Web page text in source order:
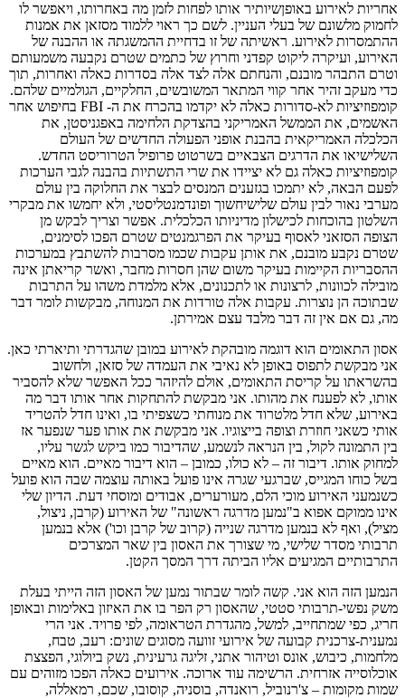
אחריות לאירוע באופןשיותיר אותו לפחות לזמן מה באחרותו, ויאפשר לו
לחמוק מלשונם של בעלי העניין. לשם כך ראוי ללמוד מסזאן את אמנות
ההתמסרות לאירוע. ראשיתה של זו בדחיית ההמשגתה או ההבנה של
האירוע, ועיקרה ליקוט קפדני וחרוץ של כתמים שטרם נקבעה משמעותם
וטרם התבהר מובנם, והנחתם אלה לצד אלה בסדרות כאלה ואחרות, תוך
כדי מעקב זהיר אחר קווי המתאר המשובשים, החלקיים, הגולמיים שלהם.
קומפוזיציות לא-סדורות כאלה לא יקדמו בהכרח את ה- FBI בחיפוש אחר
האשמים, את הממשל האמריקני בהצדקת הלחימה באפגניסטן, את
הכלכלה האמריקאית בהבנת אופני הפעולה החדשים של העולם
השלישיאו את הדרגים הצבאיים בשרטוט פרופיל הטרוריסט החדש.
קומפוזיציות כאלה גם לא יציידו את שרי התשתיות בהבנה לגבי הערכות
לפעם הבאה, לא יתמכו בגזענים המנסים לבצר את החלוקה בין עולם
מערבי נאור לבין עולם שלישיחשוך ופונדמנטליסטי, ולא יחמשו את מבקרי
השלטון בהוכחות לכישלון מדיניותו הכלכלית. אפשר וצריך לבקש מן
הצופה הסזאני לאסוף בעיקר את הפרגמנטים שטרם הפכו לסימנים,
שטרם נקבע מובנם, את אותן עקבות שכמו מסרבות להשתבץ במערכות
ההסבריות הקיימות בעיקר משום שהן חסרות מחבר, ואשר קריאתן אינה
מובילה לכוונות, לרצונות או לתכנונים, אלא מלמדת משהו על התרבות
שבתוכה הן נוצרות. עקבות אלה טורדות את המנוחה, מבקשות לומר דבר
מה, גם אם אין זה דבר מלבד עצם אמירתן.
אסון התאומים הוא דוגמה מובהקת לאירוע במובן שהגדרתי ותיארתי כאן.
אני מבקשת לתפוס באופן לא נאיבי את העמדה של סזאן, ולחשוב
בהשראתו על קריסת התאומים, אולם להיזהר ככל האפשר שלא להסביר
אותו, לא לפענח את מהותו. אני מבקשת להתחקות אחר אותו דבר מה
באירוע, שלא חדל מלטרוד את מנוחתי כשצפיתי בו, ואינו חדל להטריד
אותי כשאני חוזרת וצופה בייצוגיו. אני מבקשת את אותו פער שנפער אז
בין התמונה לקול, בין הנראה לנשמע, שהדיבור כמו ביקש לגשר עליו,
למחוק אותו. דיבור זה – לא כולו, כמובן – הוא דיבור מאיים. הוא מאיים
בשל כוחו המגייס, שברגעי שגרה אינו פועל באותה עוצמה שבה הוא פועל
כשנמעני האירוע מוכי הלם, מעורערים, אבודים ומוסחי דעת. הדיון שלי
אינו ממוקם אפוא ב"נמען מדרגה ראשונה" של האירוע (קרבן, ניצול,
מציל), ואף לא בנמען מדרגה שנייה (קרוב של קרבן וכו') אלא בנמען
תרבותי מסדר שלישי, מי שצורך את האסון בין שאר המצרכים
התרבותיים המגיעים אליו הביתה דרך המסך הקטן.
הנמען הזה הוא אני. קשה לומר שבתור נמען של האסון הזה הייתי בעלת
משק נפשי-תרבותי סטטי, שהאסון רק הפר בו את האיזון באלימות ובאופן
חריג, כפי שמתחייב, למשל, מהגדרת הטראומה, לפי פרויד. אני הרי
נמענית-צרכנית קבועה של אירועי זוועה מסוגים שונים: רעב, טבח,
מלחמות, כיבוש, אונס וטיהור אתני, זליגה גרעינית, נשק ביולוגי, הפצצת
אוכלוסייה אזרחית. הרשימה עוד ארוכה. אירועים כאלה הפכו מזוהים עם
שמות מקומות – צ'רנוביל, רואנדה, בוסניה, קוסובו, שכם, רמאללה,